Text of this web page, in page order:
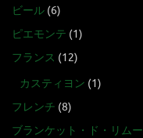
ビール (6)
ピエモンテ (1)
フランス (12)
カスティヨン (1)
フレンチ (8)
ブランケット・ド・リムー